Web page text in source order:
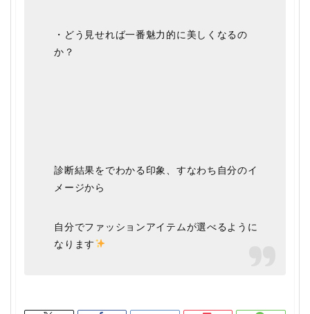
・どう見せれば一番魅力的に美しくなるの
か？
診断結果をでわかる印象、すなわち自分のイ
メージから
自分でファッションアイテムが選べるように
なります